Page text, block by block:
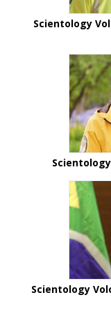
Scientology
Scientology